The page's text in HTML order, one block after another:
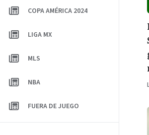
COPA AMÉRICA 2024
LIGA MX
MLS
NBA
FUERA DE JUEGO